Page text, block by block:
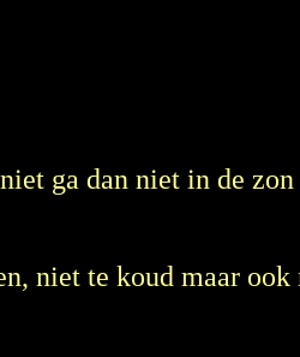
ga dan niet in de
niet te koud maar ook